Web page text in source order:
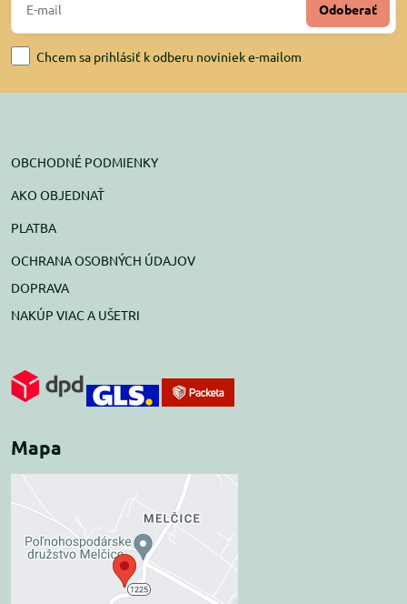
Odoberať
Chcem sa prihlásiť k odberu noviniek e-mailom
OBCHODNÉ PODMIENKY
AKO OBJEDNAŤ
PLATBA
OCHRANA OSOBNÝCH ÚDAJOV
DOPRAVA
NAKÚP VIAC A UŠETRI
Mapa
Externý obsah je
blokovaný Voľbami
súkromia
Prajete si načítať externý obsah?